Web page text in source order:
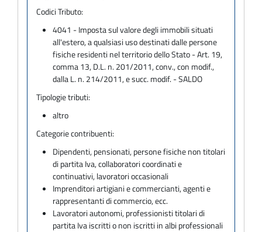
Codici Tributo:
4041 - Imposta sul valore degli immobili situati
all'estero, a qualsiasi uso destinati dalle persone
fisiche residenti nel territorio dello Stato - Art. 19,
comma 13, D.L. n. 201/2011, conv., con modif.,
dalla L. n. 214/2011, e succ. modif. - SALDO
Tipologie tributi:
altro
Categorie contribuenti:
Dipendenti, pensionati, persone fisiche non titolari
di partita Iva, collaboratori coordinati e
continuativi, lavoratori occasionali
Imprenditori artigiani e commercianti, agenti e
rappresentanti di commercio, ecc.
Lavoratori autonomi, professionisti titolari di
partita Iva iscritti o non iscritti in albi professionali